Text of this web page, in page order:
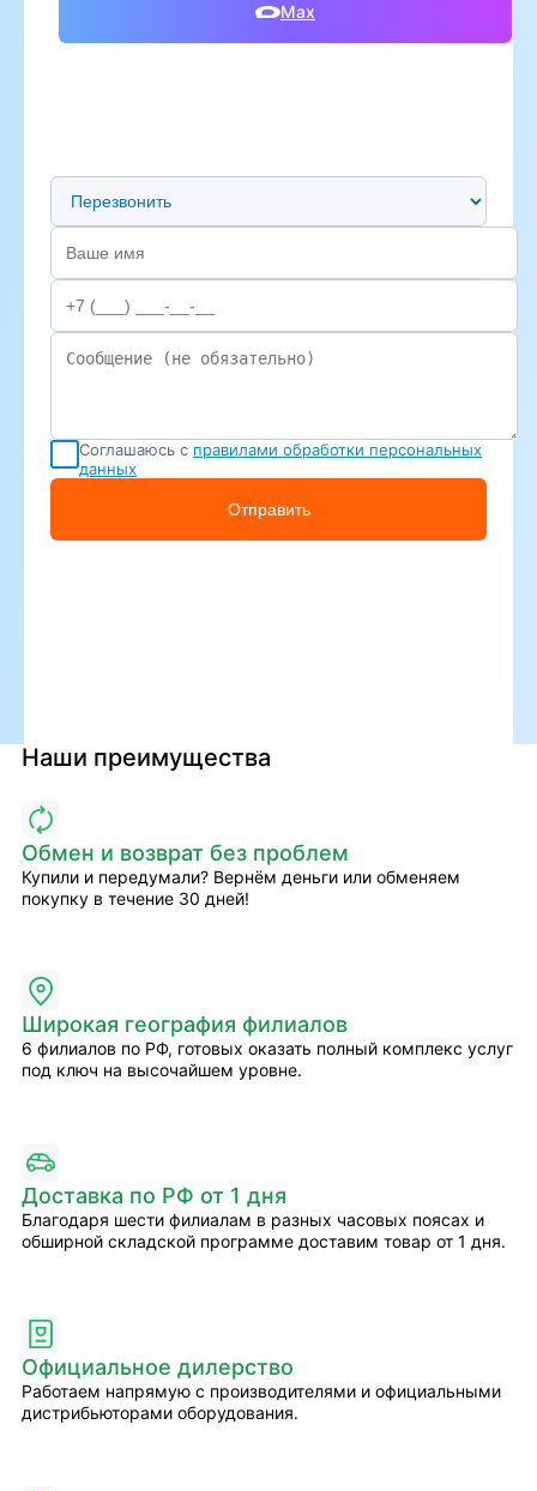
Max
Предпочтительный способ связи
Соглашаюсь с правилами обработки персональных
данных
Отправить
Наши преимущества
Обмен и возврат без проблем
Купили и передумали? Вернём деньги или обменяем
покупку в течение 30 дней!
Широкая география филиалов
6 филиалов по РФ, готовых оказать полный комплекс услуг
под ключ на высочайшем уровне.
Доставка по РФ от 1 дня
Благодаря шести филиалам в разных часовых поясах и
обширной складской программе доставим товар от 1 дня.
Официальное дилерство
Работаем напрямую с производителями и официальными
дистрибьюторами оборудования.